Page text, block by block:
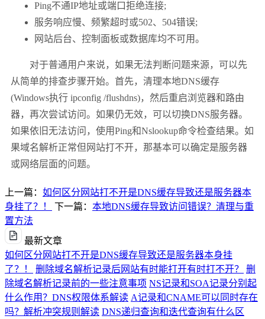
Ping不通IP地址或端口拒绝连接;
服务响应慢、频繁超时或502、504错误;
网站后台、控制面板或数据库均不可用。
对于普通用户来说，如果无法判断问题来源，可以先
从简单的排查步骤开始。首先，清理本地DNS缓存
(Windows执行 ipconfig /flushdns)，然后重启浏览器和路由
器，再次尝试访问。如果仍无效，可以切换DNS服务器。
如果依旧无法访问，使用Ping和Nslookup命令检查结果。如
果域名解析正常但网站打不开，那基本可以确定是服务器
或网络层面的问题。
上一篇： 如何区分网站打不开是DNS缓存导致还是服务器本
身挂了？！
下一篇： 本地DNS缓存导致访问错误？清理与重
置方法
最新文章
如何区分网站打不开是DNS缓存导致还是服务器本身挂
了？！
删除域名解析记录后网站有时能打开有时打不开？
删
除域名解析记录前的一些注意事项 NS记录和SOA记录分别起
什么作用？DNS权限体系解读 A记录和CNAME可以同时存在
吗？解析冲突规则解读 DNS递归查询和迭代查询有什么区